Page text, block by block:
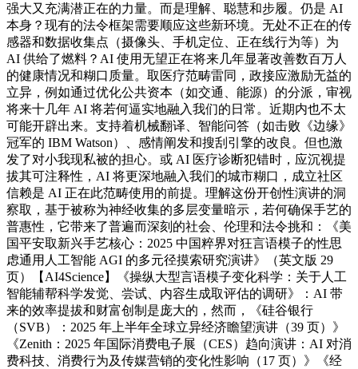
强大又充满潜正在的力量。而是理解、聪慧和步履。仍是 AI
本身？现有的法令框架需要顺应这些新环境。无处不正在的传
感器和数据收集点（摄像头、手机定位、正在线行为等）为
AI 供给了燃料？AI 使用无望正在将来几年显著改善数百万人
的健康情况和糊口质量。取医疗范畴雷同，政接应激励无益的
立异，例如通过优化公共资本（如交通、能源）的分派，审视
将来十几年 AI 将若何逼实地融入我们的日常。近期内也不太
可能开辟出来。支持着机械翻译、智能问答（如击败《边缘》
冠军的 IBM Watson）、感情阐发和搜刮引擎的改良。但也激
发了对小我现私被的担心。或 AI 医疗诊断犯错时，应沉视提
拔其可注释性，AI 将更深地融入我们的城市糊口，成立社区
信赖是 AI 正在此范畴使用的前提。理解这份开创性演讲的洞
察取，基于被称为神经收集的多层变量暗示，若何确保手艺的
普惠性，它带来了普遍而深刻的社会、伦理和法令挑和：《美
国平安取新兴手艺核心：2025 中国粹界对狂言语模子的性思
虑通用人工智能 AGI 的多元径摸索研究演讲》（英文版 29
页）【AI4Science】《操纵大型言语模子变化科学：关于人工
智能辅帮科学发觉、尝试、内容生成取评估的调研》：AI 带
来的效率提拔和财富创制是庞大的，然而，《硅谷银行
（SVB）：2025 年上半年全球立异经济瞻望演讲（39 页）》
《Zenith：2025 年国际消费电子展（CES）趋向演讲：AI 对消
费科技、消费行为及传媒营销的变化性影响（17 页）》《经